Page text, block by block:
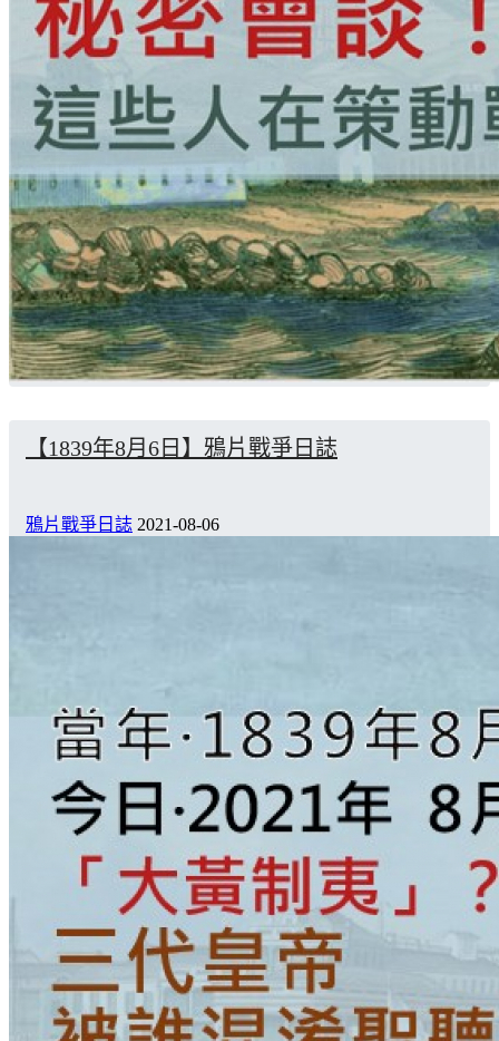
【1839年8月6日】鴉片戰爭日誌
鴉片戰爭日誌 2021-08-06